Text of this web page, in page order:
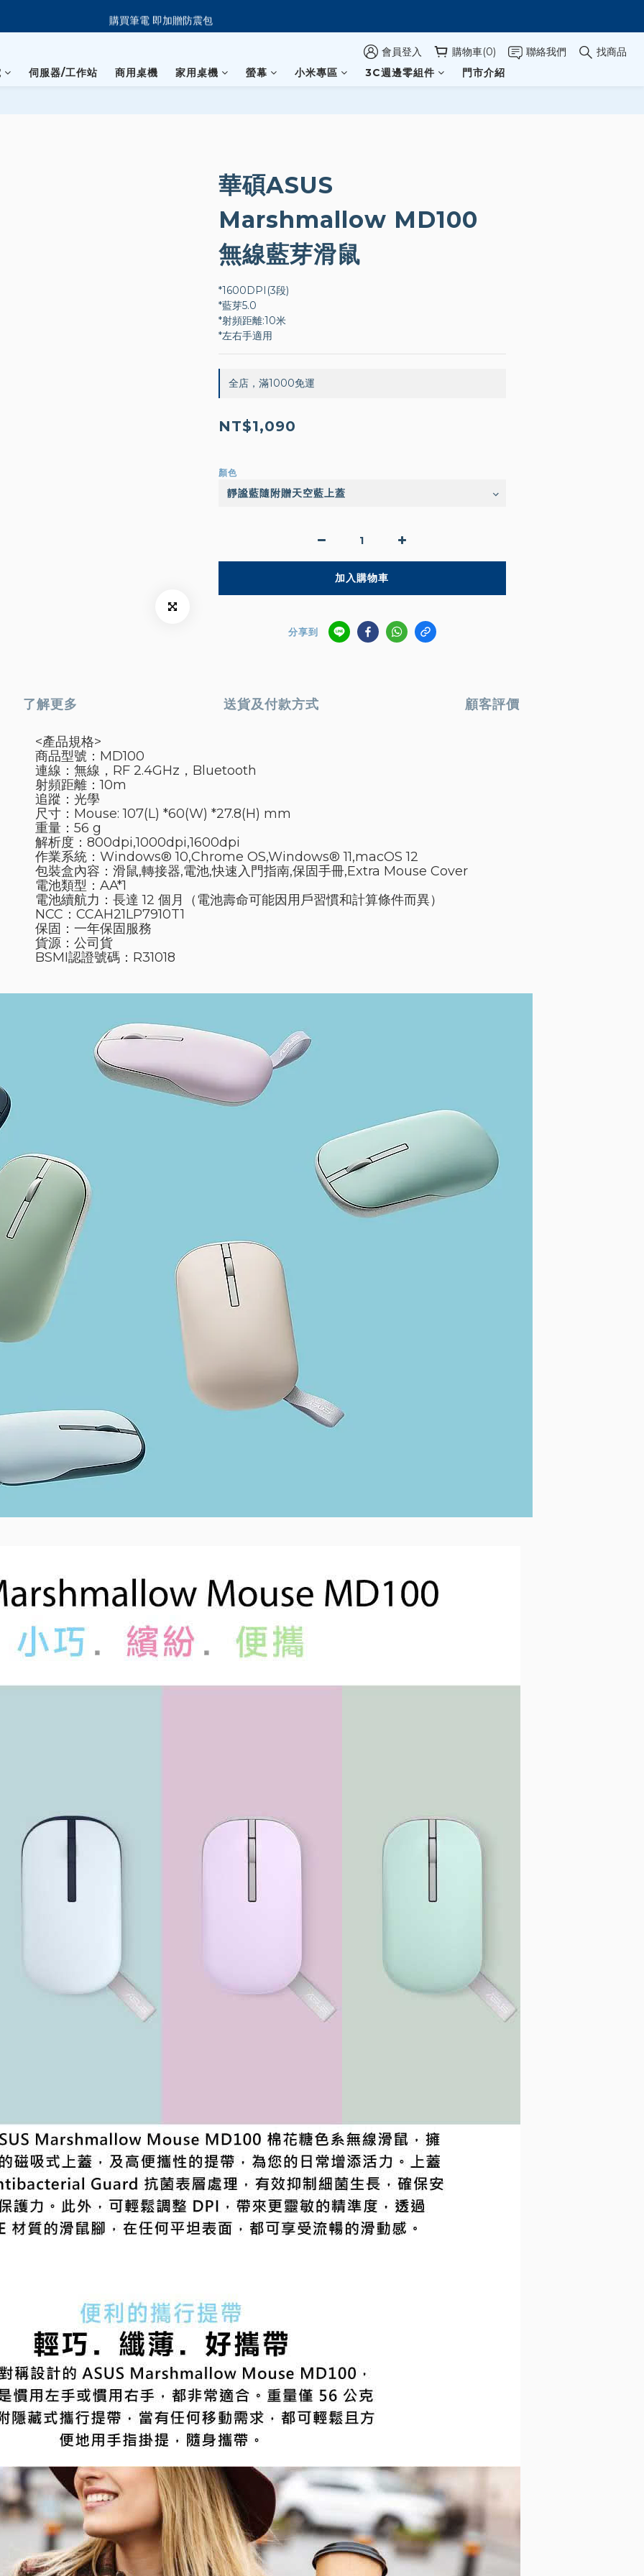
新會員下單 送 7-11 美式咖啡
購買筆電 即加贈防震包
新會員下單 送 7-11 美式咖啡
會員登入 購物車(0) 聯絡我們
找商品
伺服器/工作站 商用桌機 家用桌機 螢幕 小米專區 3C週邊零組件 門市介紹
華碩ASUS
Marshmallow MD100
無線藍芽滑鼠
*1600DPI(3段)
*藍芽5.0
*射頻距離:10米
*左右手適用
全店，滿1000免運
NT$1,090
顏色
加入購物車
分享到
了解更多 送貨及付款方式 顧客評價
<產品規格>
商品型號：MD100
連線：無線，RF 2.4GHz，Bluetooth
射頻距離：10m
追蹤：光學
尺寸：Mouse: 107(L) *60(W) *27.8(H) mm
重量：56 g
解析度： 800dpi,1000dpi,1600dpi
作業系統： Windows® 10,Chrome OS,Windows® 11,macOS 12
包裝盒內容： 滑鼠,轉接器,電池,快速入門指南,保固手冊,Extra Mouse Cover
電池類型：AA*1
電池續航力：長達 12 個月（電池壽命可能因用戶習慣和計算條件而異）
NCC：CCAH21LP7910T1
保固：一年保固服務
貨源：公司貨
BSMI認證號碼：R31018